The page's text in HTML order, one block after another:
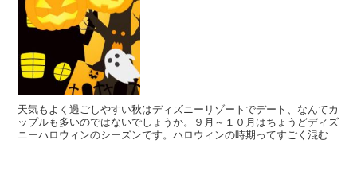
天気もよく過ごしやすい秋はディズニーリゾートでデート、なんてカ
ップルも多いのではないでしょうか。９月～１０月はちょうどディズ
ニーハロウィンのシーズンです。ハロウィンの時期ってすごく混むっ